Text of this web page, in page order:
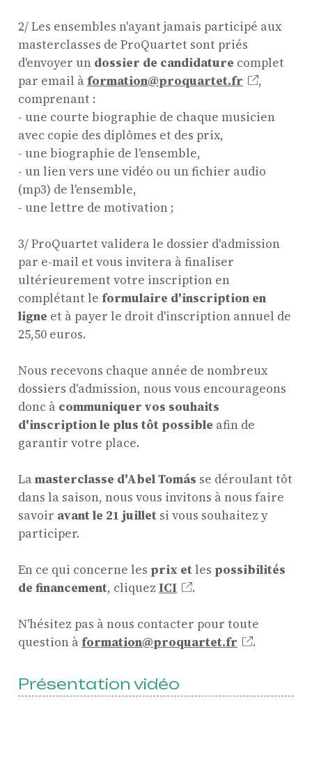
2/ Les ensembles n'ayant jamais participé aux
masterclasses de ProQuartet sont priés
d'envoyer un dossier de candidature complet
par email à formation@proquartet.fr
,
comprenant :
- une courte biographie de chaque musicien
avec copie des diplômes et des prix,
- une biographie de l'ensemble,
- un lien vers une vidéo ou un fichier audio
(mp3) de l'ensemble,
- une lettre de motivation ;
3/ ProQuartet validera le dossier d'admission
par e-mail et vous invitera à finaliser
ultérieurement votre inscription en
complétant le formulaire d'inscription en
ligne et à payer le droit d'inscription annuel de
25,50 euros.
Nous recevons chaque année de nombreux
dossiers d'admission, nous vous encourageons
donc à communiquer vos souhaits
d'inscription le plus tôt possible afin de
garantir votre place.
Lamasterclasse d'Abel Tomás se déroulant tôt
dans la saison, nous vous invitons à nous faire
savoir avant le 21 juillet si vous souhaitez y
participer.
En ce qui concerne les prix etles possibilités
de financement, cliquezICI .
N'hésitez pas à nous contacter pour toute
question à formation@proquartet.fr .
Présentation vidéo